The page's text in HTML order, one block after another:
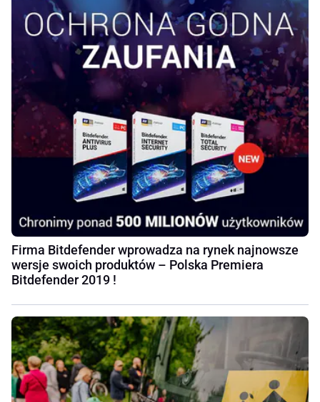
Firma Bitdefender wprowadza na rynek najnowsze
wersje swoich produktów – Polska Premiera
Bitdefender 2019 !